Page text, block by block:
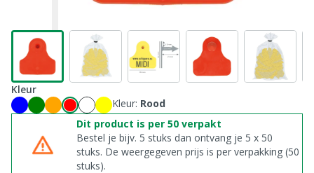
Kleur
Kleur: Rood
Dit product is per 50 verpakt
Bestel je bijv. 5 stuks dan ontvang je 5 x 50
stuks. De weergegeven prijs is per verpakking (50
stuks).